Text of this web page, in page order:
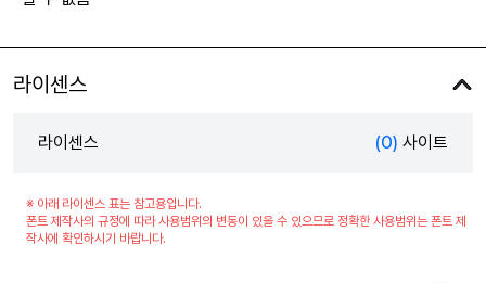
라이센스
라이센스 (0) 사이트
※ 아래 라이센스 표는 참고용입니다.
폰트 제작사의 규정에 따라 사용범위의 변동이 있을 수 있으므로 정확한 사용범위는 폰트 제
작사에 확인하시기 바랍니다.